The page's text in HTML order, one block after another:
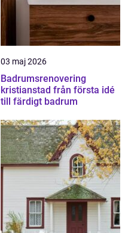
03 maj 2026
Badrumsrenovering
kristianstad från första idé
till färdigt badrum